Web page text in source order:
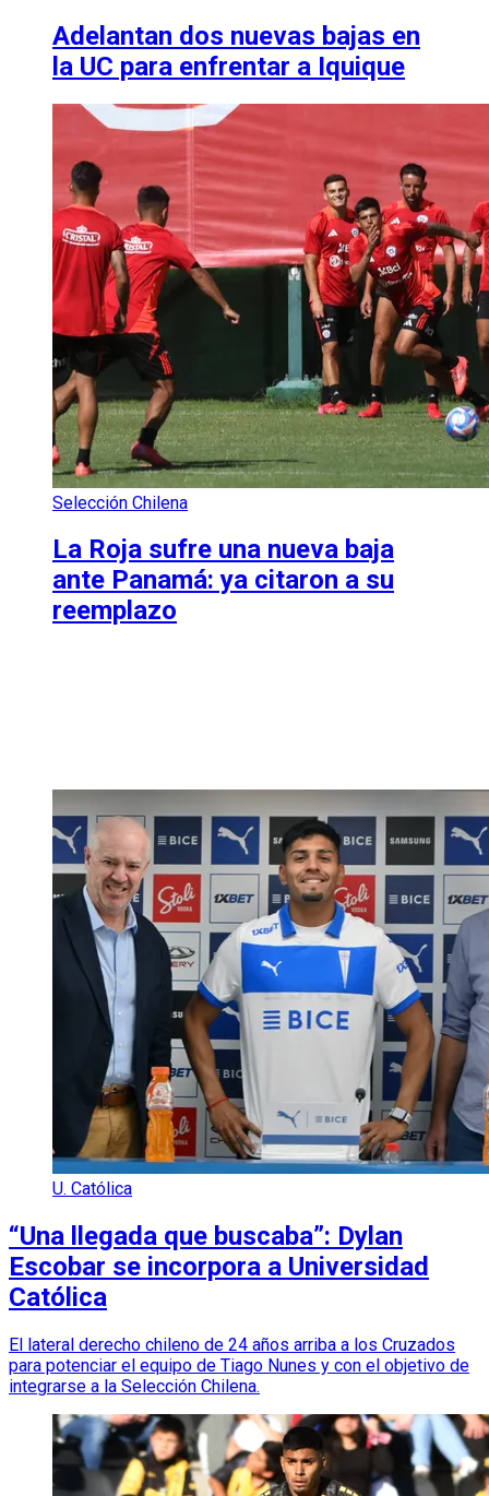
Adelantan dos nuevas bajas en
la UC para enfrentar a Iquique
Selección Chilena
La Roja sufre una nueva baja
ante Panamá: ya citaron a su
reemplazo
U. Católica
“Una llegada que buscaba”: Dylan
Escobar se incorpora a Universidad
Católica
El lateral derecho chileno de 24 años arriba a los Cruzados
para potenciar el equipo de Tiago Nunes y con el objetivo de
integrarse a la Selección Chilena.